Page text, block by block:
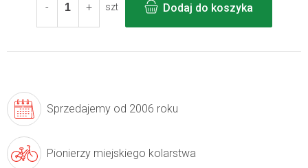
szt
Dodaj do koszyka
Sprzedajemy od 2006 roku
Pionierzy miejskiego kolarstwa